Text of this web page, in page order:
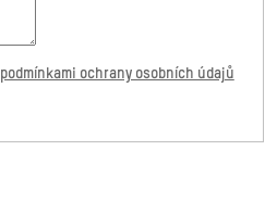
podmínkami ochrany osobních údajů